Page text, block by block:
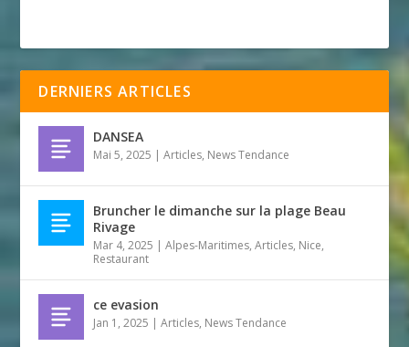
DERNIERS ARTICLES
DANSEA
Mai 5, 2025 |Articles, News Tendance
Bruncher le dimanche sur la plage Beau
Rivage
Mar 4, 2025 |Alpes-Maritimes,Articles, Nice,
Restaurant
ce evasion
Jan 1, 2025 |Articles, News Tendance